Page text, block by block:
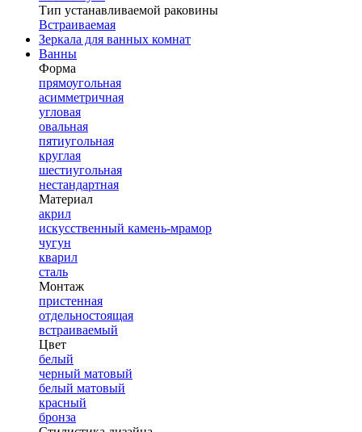
Тип устанавливаемой раковины
Встраиваемая
Зеркала для ванных комнат
Ванны
Форма
прямоугольная
асимметричная
угловая
овальная
пятиугольная
круглая
шестиугольная
нестандартная
Материал
акрил
искусственный камень-мрамор
чугун
кварил
сталь
Монтаж
пристенная
отдельностоящая
встраиваемый
Цвет
белый
черный матовый
белый матовый
красный
бронза